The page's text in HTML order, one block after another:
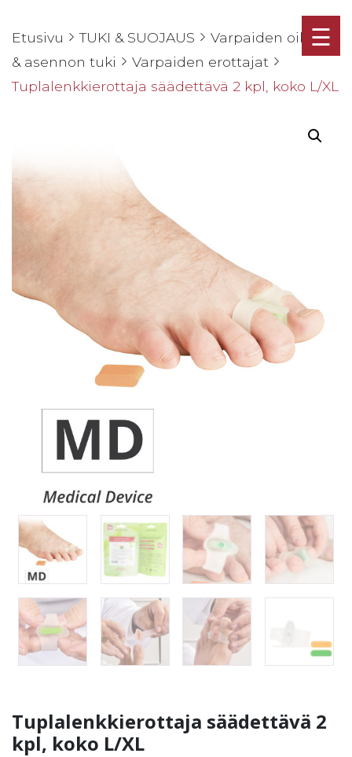
☰
Etusivu TUKI & SUOJAUS
Varpaiden oikaisu
& asennon tuki
Varpaiden erottajat
Tuplalenkkierottaja säädettävä 2 kpl, koko L/XL
Tuplalenkkierottaja säädettävä 2
kpl, koko L/XL